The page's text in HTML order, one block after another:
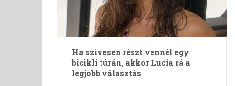
Ha szívesen részt vennél egy
bicikli túrán, akkor Lucia rá a
legjobb választás